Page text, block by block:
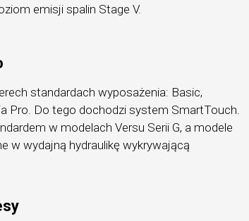
emisji spalin Stage V.
standardach wyposażenia: Basic,
Pro. Do tego dochodzi system SmartTouch.
w modelach Versu Serii G, a modele
w wydajną hydraulikę wykrywającą